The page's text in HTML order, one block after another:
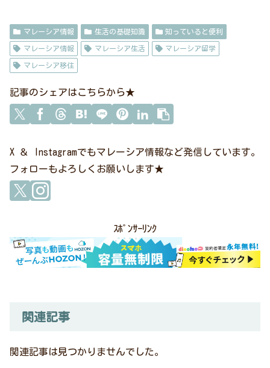
マレーシア情報 生活の基礎知識 知っていると便利
マレーシア情報 マレーシア生活 マレーシア留学
マレーシア移住
記事のシェアはこちらから★
X ＆ Instagramでもマレーシア情報など発信しています。
フォローもよろしくお願いします★
ｽﾎﾟﾝｻｰﾘﾝｸ
関連記事
関連記事は見つかりませんでした。